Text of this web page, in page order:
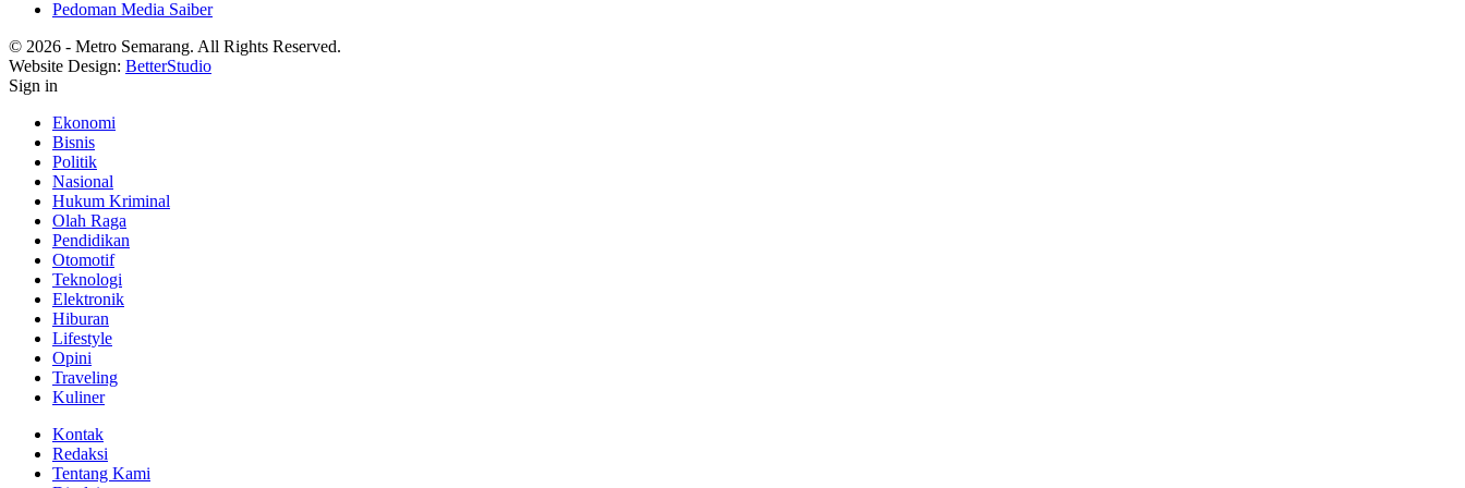
Pedoman Media Saiber
© 2026 - Metro Semarang. All Rights Reserved.
Website Design: BetterStudio
Sign in
Ekonomi
Bisnis
Politik
Nasional
Hukum Kriminal
Olah Raga
Pendidikan
Otomotif
Teknologi
Elektronik
Hiburan
Lifestyle
Opini
Traveling
Kuliner
Kontak
Redaksi
Tentang Kami